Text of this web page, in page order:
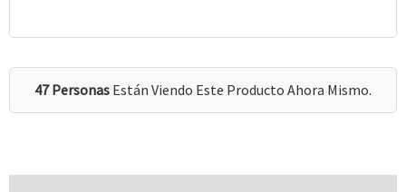
Suero
De
47 Personas Están Viendo Este Producto Ahora Mismo.